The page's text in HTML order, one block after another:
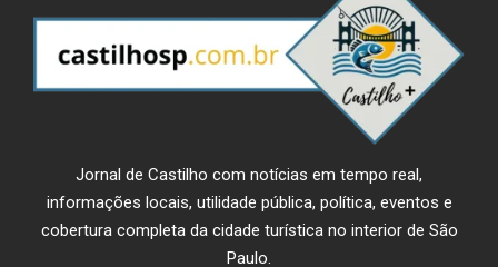
Jornal de Castilho com notícias em tempo real,
informações locais, utilidade pública, política, eventos e
cobertura completa da cidade turística no interior de São
Paulo.